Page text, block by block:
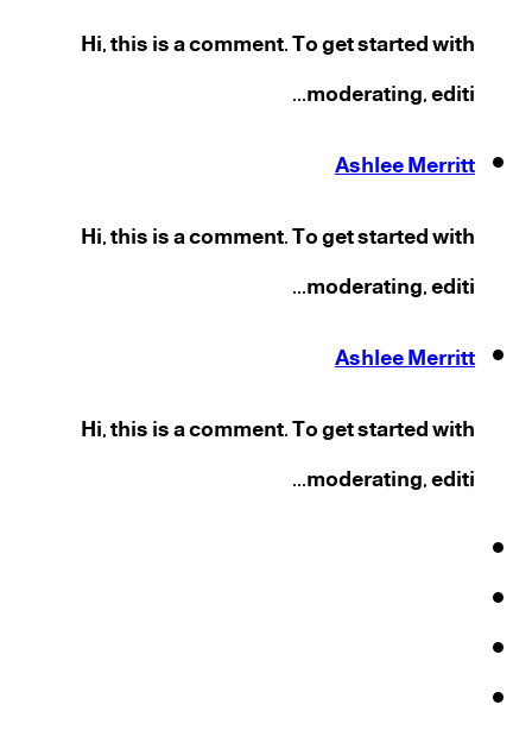
Hi, this is a comment. To get started with
moderating, editi...
Ashlee Merritt
Hi, this is a comment. To get started with
moderating, editi...
Ashlee Merritt
Hi, this is a comment. To get started with
moderating, editi...